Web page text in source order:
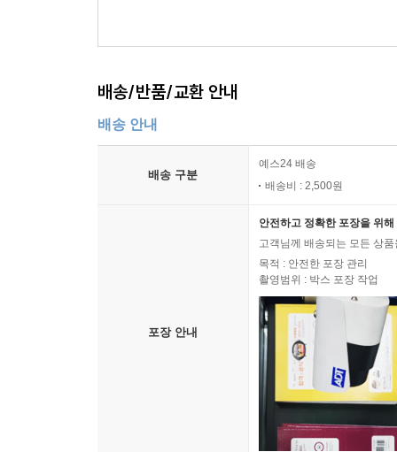
배송/반품/교환 안내
배송 안내
배송 구분
예스24 배송
배송비 : 2,500원
포장 안내
안전하고 정확한 포장을 위
고객님께 배송되는 모든 상
목적 : 안전한 포장 관리
촬영범위 : 박스 포장 작업